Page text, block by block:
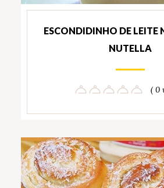
ESCONDIDINHO DE LEITE
NUTELLA
( 0